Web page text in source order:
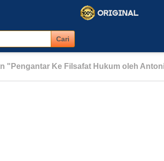
"Pengantar Ke Filsafat Hukum oleh